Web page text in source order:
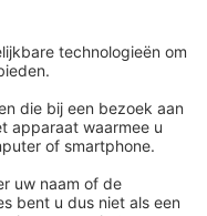
Meer
HR Academy
HR Podcast
CHRO
HR Day